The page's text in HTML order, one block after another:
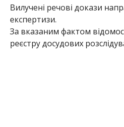
Вилучені речові докази
експертизи.
За вказаним фактом
реєстру досудових